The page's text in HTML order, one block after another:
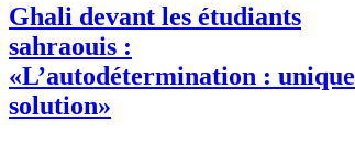
Ghali devant les étudiants
sahraouis :
«L’autodétermination : unique
solution»